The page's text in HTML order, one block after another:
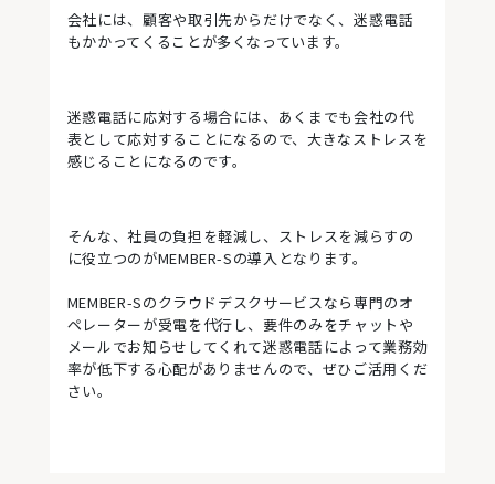
会社には、顧客や取引先からだけでなく、迷惑電話
もかかってくることが多くなっています。
迷惑電話に応対する場合には、あくまでも会社の代
表として応対することになるので、大きなストレスを
感じることになるのです。
そんな、社員の負担を軽減し、ストレスを減らすの
に役立つのがMEMBER-Sの導入となります。
MEMBER-Sのクラウドデスクサービスなら専門のオ
ペレーターが受電を代行し、要件のみをチャットや
メールでお知らせしてくれて迷惑電話によって業務効
率が低下する心配がありませんので、ぜひご活用くだ
さい。